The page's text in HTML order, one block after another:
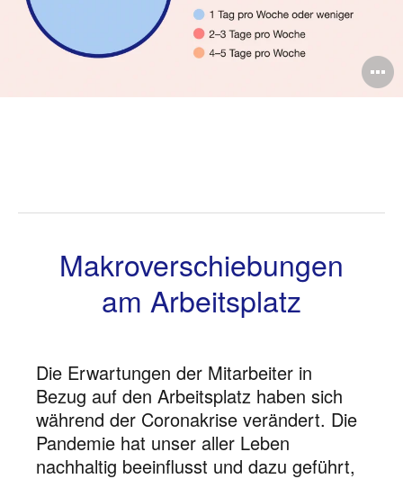
Makroverschiebungen
am Arbeitsplatz
Die Erwartungen der Mitarbeiter in
Bezug auf den Arbeitsplatz haben sich
während der Coronakrise verändert. Die
Pandemie hat unser aller Leben
nachhaltig beeinflusst und dazu geführt,